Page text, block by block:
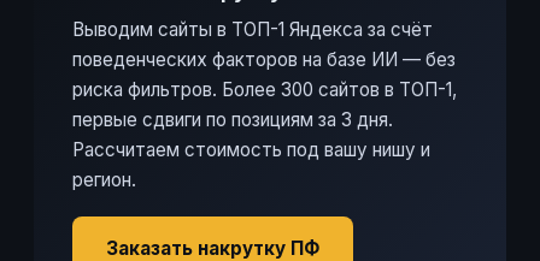
Выводим сайты в ТОП-1 Яндекса за счёт
поведенческих факторов на базе ИИ — без
риска фильтров. Более 300 сайтов в ТОП-1,
первые сдвиги по позициям за 3 дня.
Рассчитаем стоимость под вашу нишу и
регион.
Заказать накрутку ПФ